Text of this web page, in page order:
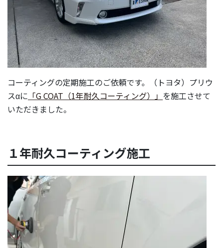
コーティングの定期施工のご依頼です。（トヨタ）プリウ
スαに 「G COAT（1年耐久コーティング）」 を施工させて
いただきました。
１年耐久コーティング施工